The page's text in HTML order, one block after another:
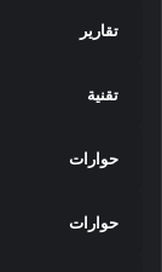
تقارير
تقنية
حوارات
حوارات